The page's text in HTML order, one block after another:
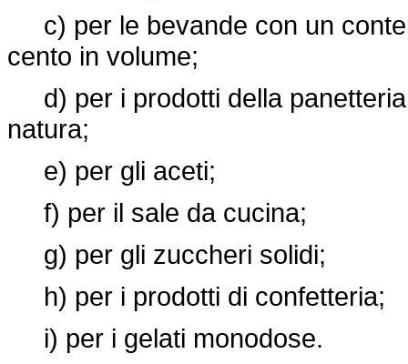
c) per le bevande con un
cento in volume;
d) per i prodotti della
natura;
e) per gli aceti;
f) per il sale da cucina;
g) per gli zuccheri solidi;
h) per i prodotti di confetteria;
i) per i gelati monodose.